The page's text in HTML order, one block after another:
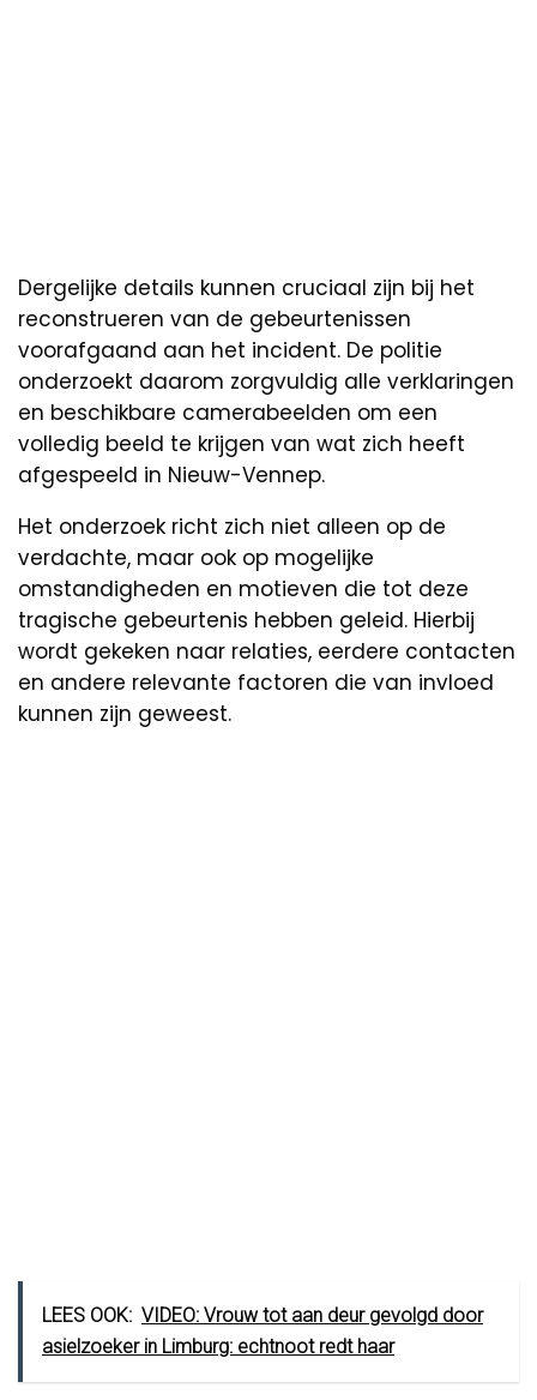
Dergelijke details kunnen cruciaal zijn bij het
reconstrueren van de gebeurtenissen
voorafgaand aan het incident. De politie
onderzoekt daarom zorgvuldig alle verklaringen
en beschikbare camerabeelden om een
volledig beeld te krijgen van wat zich heeft
afgespeeld in Nieuw-Vennep.
Het onderzoek richt zich niet alleen op de
verdachte, maar ook op mogelijke
omstandigheden en motieven die tot deze
tragische gebeurtenis hebben geleid. Hierbij
wordt gekeken naar relaties, eerdere contacten
en andere relevante factoren die van invloed
kunnen zijn geweest.
LEES OOK: VIDEO: Vrouw tot aan deur gevolgd door
asielzoeker in Limburg: echtnoot redt haar